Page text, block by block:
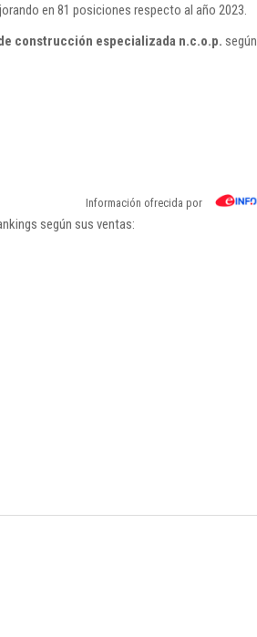
en 81 posiciones respecto al año 2023.
construcción especializada n.c.o.p. según
Información ofrecida por
según sus ventas: